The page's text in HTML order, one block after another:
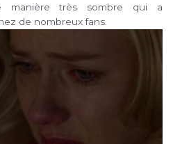
manière très sombre qui a
de nombreux fans.